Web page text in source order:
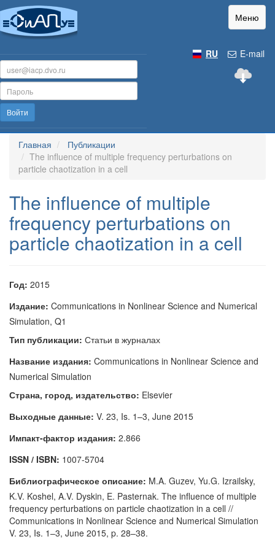
Меню
E-mail
RU
Войти
Главная
Публикации
The influence of multiple frequency perturbations on
particle chaotization in a cell
The influence of multiple
frequency perturbations on
particle chaotization in a cell
Год: 2015
Издание: Communications in Nonlinear Science and Numerical
Simulation, Q1
Тип публикации: Статьи в журналах
Название издания: Communications in Nonlinear Science and
Numerical Simulation
Страна, город, издательство: Elsevier
Выходные данные: V. 23, Is. 1–3, June 2015
Импакт-фактор издания: 2.866
ISSN / ISBN: 1007-5704
Библиографическое описание: M.A. Guzev, Yu.G. Izrailsky,
K.V. Koshel, A.V. Dyskin, E. Pasternak. The influence of multiple
frequency perturbations on particle chaotization in a cell //
Communications in Nonlinear Science and Numerical Simulation
V. 23, Is. 1–3, June 2015, p. 28–38.